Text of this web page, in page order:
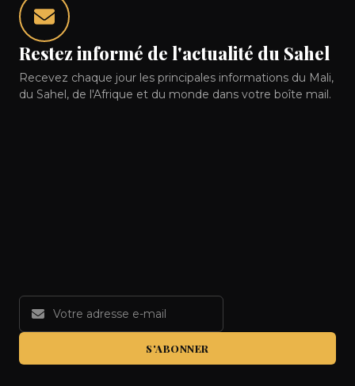
Restez informé de l'actualité du Sahel
Recevez chaque jour les principales informations du Mali,
du Sahel, de l'Afrique et du monde dans votre boîte mail.
S'ABONNER